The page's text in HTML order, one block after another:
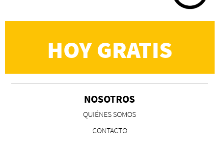
CS, de José María Salazar
Invitadxs EnLima
HOY GRATIS
NOSOTROS
QUIÉNES SOMOS
CONTACTO